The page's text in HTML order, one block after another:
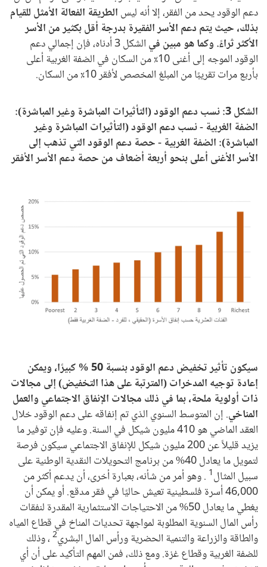
دعم الوقود يحد من الفقر، إلا أنه ليس الطريقة الفعالة الأمثل للقيام
بذلك، حيث يتم دعم الأسر الفقيرة بدرجة أقل بكثير من الأسر
الأكثر ثراءً. وكما هو مبين في
الشكل 3 أدناه، فإن إجمالي دعم
الوقود الموجه إلى أغنى 10٪ من السكان في الضفة الغربية أعلى
بأربع مرات تقريبًا من المبلغ المخصص لأفقر 10٪ من السكان.
الشكل 3: نسب دعم الوقود (التأثيرات المباشرة وغير المباشرة):
الضفة الغربية - نسب دعم الوقود (التأثيرات المباشرة وغير
المباشرة): الضفة الغربية - حصة دعم الوقود التي تذهب إلى
الأسر الأغنى أعلى بنحو أربعة أضعاف من حصة دعم الأسر الأفقر
سيكون تأثير تخفيض دعم الوقود بنسبة 50 % كبيرًا، ويمكن
إعادة توجيه المدخرات (المترتبة على هذا التخفيض) إلى مجالات
ذات أولوية ملحة، بما في ذلك مجالات الإنفاق الاجتماعي والعمل
المناخي. إن المتوسط السنوي الذي تم إنفاقه على دعم الوقود خلال
العقد الماضي هو 410 مليون شيكل في السنة. وعليه فإن توفير ما
يزيد قليلاً عن 200 مليون شيكل للإنفاق الاجتماعي سيكون فرصة
لتمويل ما يعادل 40% من برنامج التحويلات النقدية الوطنية على
سبيل المثال1 . وهو أمر من شأنه، بعبارة أخرى، أن يدعم أكثر من
46,000 أسرة فلسطينية تعيش حاليًا في فقر مدقع. أو يمكن أن
يغطي ما يعادل 50% من الاحتياجات الاستثمارية المقدرة لنفقات
رأس المال السنوية المطلوبة لمواجهة تحديات المناخ في قطاع المياه
والطاقة والزراعة والتنمية الحضرية ورأس المال البشري2 ، وذلك
للضفة الغربية وقطاع غزة. ومع ذلك، فمن المهم التأكيد على أن أي